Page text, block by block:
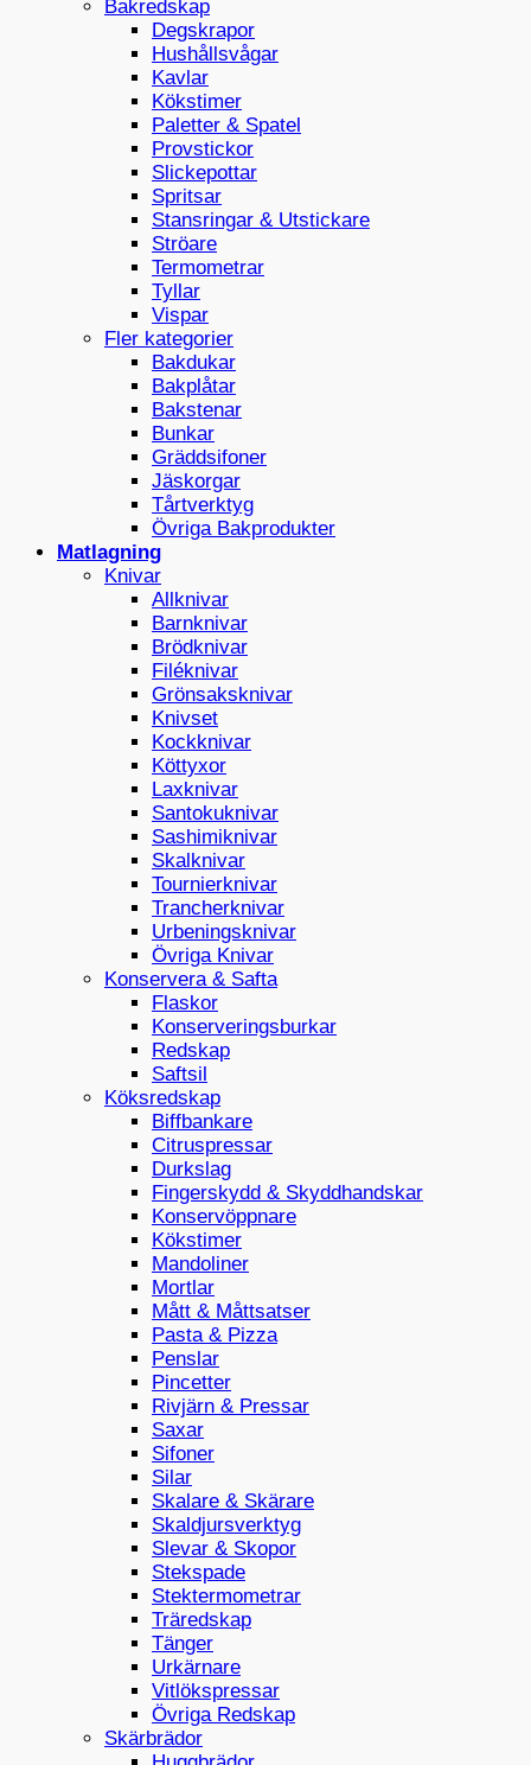
Bakredskap
Degskrapor
Hushållsvågar
Kavlar
Kökstimer
Paletter & Spatel
Provstickor
Slickepottar
Spritsar
Stansringar & Utstickare
Ströare
Termometrar
Tyllar
Vispar
Fler kategorier
Bakdukar
Bakplåtar
Bakstenar
Bunkar
Gräddsifoner
Jäskorgar
Tårtverktyg
Övriga Bakprodukter
Matlagning
Knivar
Allknivar
Barnknivar
Brödknivar
Filéknivar
Grönsaksknivar
Knivset
Kockknivar
Köttyxor
Laxknivar
Santokuknivar
Sashimiknivar
Skalknivar
Tournierknivar
Trancherknivar
Urbeningsknivar
Övriga Knivar
Konservera & Safta
Flaskor
Konserveringsburkar
Redskap
Saftsil
Köksredskap
Biffbankare
Citruspressar
Durkslag
Fingerskydd & Skyddhandskar
Konservöppnare
Kökstimer
Mandoliner
Mortlar
Mått & Måttsatser
Pasta & Pizza
Penslar
Pincetter
Rivjärn & Pressar
Saxar
Sifoner
Silar
Skalare & Skärare
Skaldjursverktyg
Slevar & Skopor
Stekspade
Stektermometrar
Träredskap
Tänger
Urkärnare
Vitlökspressar
Övriga Redskap
Skärbrädor